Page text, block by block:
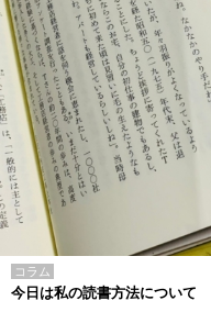
コラム
今日は私の読書方法について